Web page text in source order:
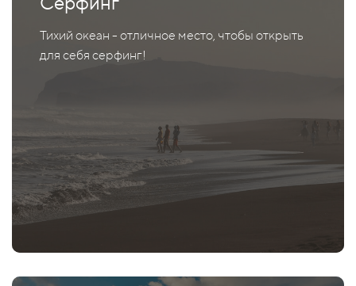
Тихий океан - отличное место, чтобы открыть
для себя серфинг!